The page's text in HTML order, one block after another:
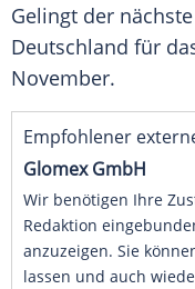
Gelingt der
Deutschland für
November.
Empfohlener
Glomex GmbH
Wir benötigen Ihre
Redaktion
anzuzeigen. Sie
lassen und auch